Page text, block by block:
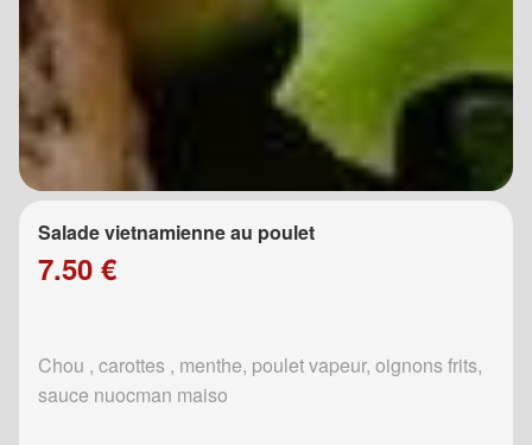
Salade vietnamienne au poulet
7.50 €
Chou , carottes , menthe, poulet vapeur, oignons frits,
sauce nuocman maiso